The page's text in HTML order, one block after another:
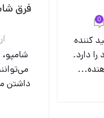
0
کننده
دارد.
فرق
داشتن